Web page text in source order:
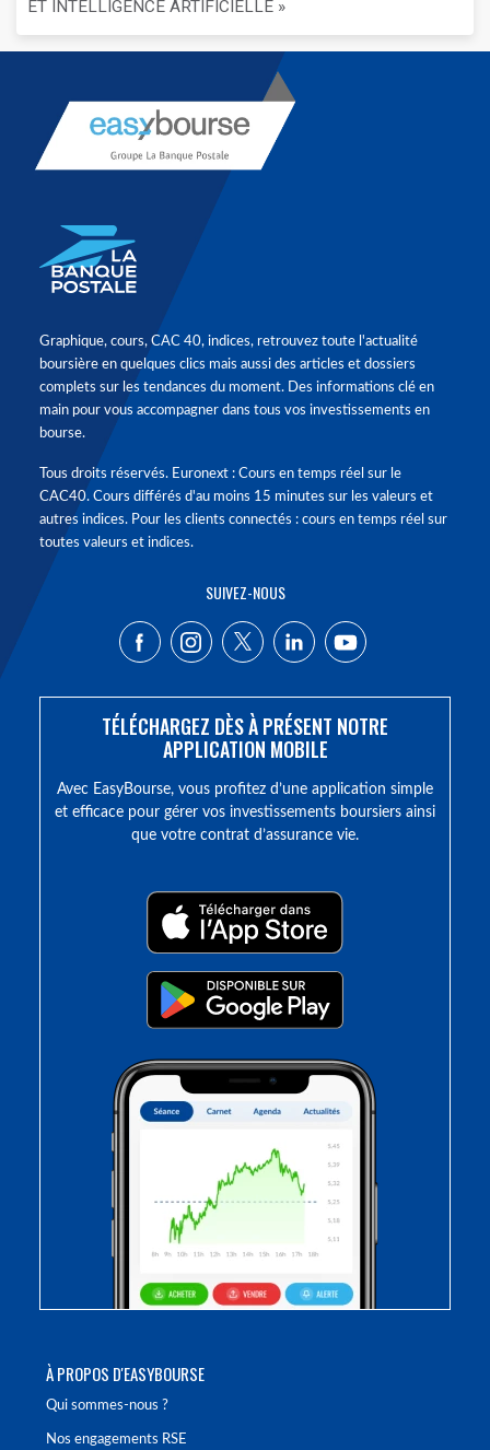
ET INTELLIGENCE ARTIFICIELLE »
À PROPOS D'EASYBOURSE
Qui sommes-nous ?
Nos engagements RSE
Graphique, cours, CAC 40, indices, retrouvez toute l'actualité
boursière en quelques clics mais aussi des articles et dossiers
complets sur les tendances du moment. Des informations clé en
main pour vous accompagner dans tous vos investissements en
bourse.
Tous droits réservés. Euronext : Cours en temps réel sur le
CAC40. Cours différés d'au moins 15 minutes sur les valeurs et
autres indices. Pour les clients connectés : cours en temps réel sur
toutes valeurs et indices.
SUIVEZ-NOUS
TÉLÉCHARGEZ DÈS À PRÉSENT NOTRE
APPLICATION MOBILE
Avec EasyBourse, vous profitez d’une application simple
et efficace pour gérer vos investissements boursiers ainsi
que votre contrat d’assurance vie.